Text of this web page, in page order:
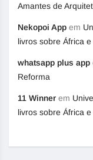
Amantes de
Nekopoi App em
livros sobre África
whatsapp plus app
Reforma
11 Winner em
livros sobre África